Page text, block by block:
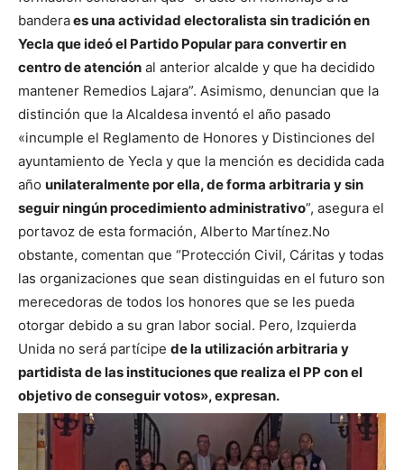
banderaes una actividad electoralista sin tradición en
Yecla que ideó el Partido Popular para convertir en
centro de atención al anterior alcalde y que ha decidido
mantener Remedios Lajara”. Asimismo, denuncian que la
distinción que la Alcaldesa inventó el año pasado
«incumple el Reglamento de Honores y Distinciones del
ayuntamiento de Yecla y que la mención es decidida cada
año unilateralmente por ella, de forma arbitraria y sin
seguir ningún procedimiento administrativo”, asegura el
portavoz de esta formación, Alberto Martínez.No
obstante, comentan que “Protección Civil, Cáritas y todas
las organizaciones que sean distinguidas en el futuro son
merecedoras de todos los honores que se les pueda
otorgar debido a su gran labor social. Pero, Izquierda
Unida no será partícipe de la utilización arbitraria y
partidista de las instituciones que realiza el PP con el
objetivo de conseguir votos», expresan.